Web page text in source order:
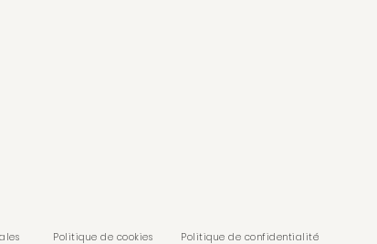
Politique de cookies Politique de confidentialité